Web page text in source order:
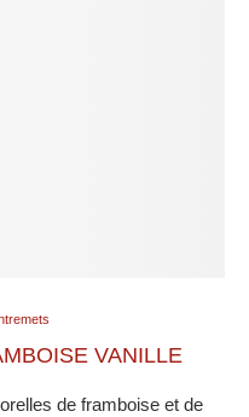
VANILLE
de framboise et de